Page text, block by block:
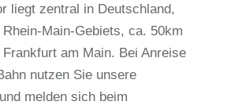
liegt zentral in Deutschland,
Main-Gebiets, ca. 50km
am Main. Bei Anreise
nutzen Sie unsere
melden sich beim